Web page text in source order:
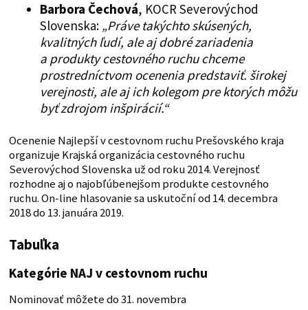
Barbora Čechová, KOCR Severovýchod
Slovenska:„Práve takýchto skúsených,
kvalitných ľudí, ale aj dobré zariadenia
a produkty cestovného ruchu chceme
prostredníctvom ocenenia predstaviť. širokej
verejnosti, ale aj ich kolegom pre ktorých môžu
byť zdrojom inšpirácií.“
Ocenenie Najlepší v cestovnom ruchu Prešovského kraja
organizuje Krajská organizácia cestovného ruchu
Severovýchod Slovenska už od roku 2014. Verejnosť
rozhodne aj o najobľúbenejšom produkte cestovného
ruchu. On-line hlasovanie sa uskutoční od 14. decembra
2018 do 13. januára 2019.
Tabuľka
Kategórie NAJ v cestovnom ruchu
Nominovať môžete do 31. novembra